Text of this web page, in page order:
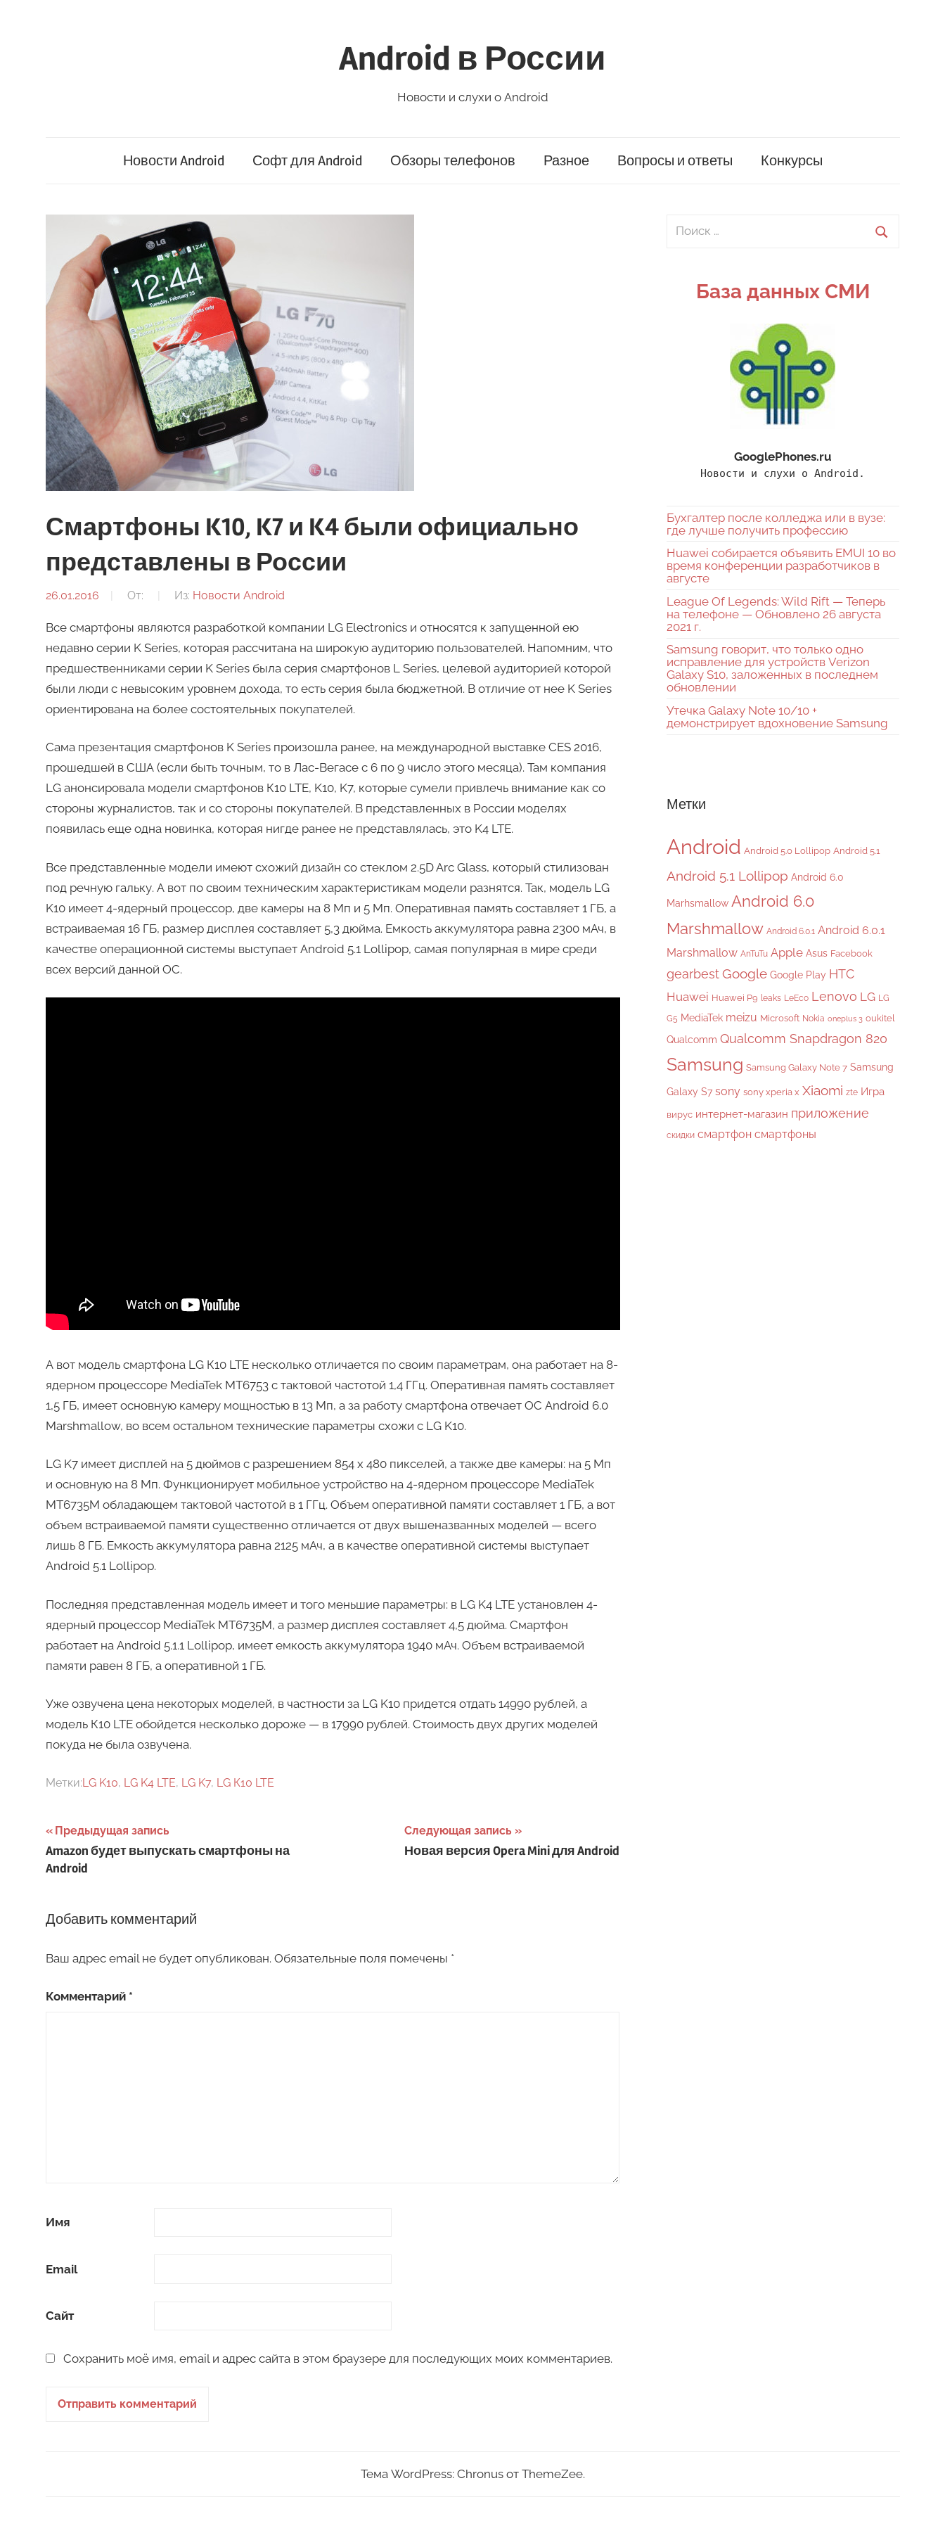
Android в России
Новости и слухи о Android
Новости Android Софт для Android Обзоры телефонов Разное Вопросы и ответы Конкурсы
Смартфоны K10, K7 и K4 были официально
представлены в России
26.01.2016 От: Из: Новости Android
Все смартфоны являются разработкой компании LG Electronics и относятся к запущенной ею
недавно серии K Series, которая рассчитана на широкую аудиторию пользователей. Напомним, что
предшественниками серии K Series была серия смартфонов L Series, целевой аудиторией которой
были люди с невысоким уровнем дохода, то есть серия была бюджетной. В отличие от нее K Series
ориентирована на более состоятельных покупателей.
Сама презентация смартфонов K Series произошла ранее, на международной выставке CES 2016,
прошедшей в США (если быть точным, то в Лас-Вегасе с 6 по 9 число этого месяца). Там компания
LG анонсировала модели смартфонов К10 LTE, K10, K7, которые сумели привлечь внимание как со
стороны журналистов, так и со стороны покупателей. В представленных в России моделях
появилась еще одна новинка, которая нигде ранее не представлялась, это K4 LTE.
Все представленные модели имеют схожий дизайн со стеклом 2.5D Arc Glass, который стилизован
под речную гальку. А вот по своим техническим характеристикам модели разнятся. Так, модель LG
K10 имеет 4-ядерный процессор, две камеры на 8 Мп и 5 Мп. Оперативная память составляет 1 ГБ, а
встраиваемая 16 ГБ, размер дисплея составляет 5,3 дюйма. Емкость аккумулятора равна 2300 мАч, в
качестве операционной системы выступает Android 5.1 Lollipop, самая популярная в мире среди
всех версий данной ОС.
А вот модель смартфона LG К10 LTE несколько отличается по своим параметрам, она работает на 8-
ядерном процессоре MediaTek MT6753 с тактовой частотой 1,4 ГГц. Оперативная память составляет
1,5 ГБ, имеет основную камеру мощностью в 13 Мп, а за работу смартфона отвечает ОС Android 6.0
Marshmallow, во всем остальном технические параметры схожи с LG K10.
LG K7 имеет дисплей на 5 дюймов с разрешением 854 x 480 пикселей, а также две камеры: на 5 Мп
и основную на 8 Мп. Функционирует мобильное устройство на 4-ядерном процессоре MediaTek
MT6735M обладающем тактовой частотой в 1 ГГц. Объем оперативной памяти составляет 1 ГБ, а вот
объем встраиваемой памяти существенно отличается от двух вышеназванных моделей — всего
лишь 8 ГБ. Емкость аккумулятора равна 2125 мАч, а в качестве оперативной системы выступает
Android 5.1 Lollipop.
Последняя представленная модель имеет и того меньшие параметры: в LG K4 LTE установлен 4-
ядерный процессор MediaTek MT6735M, а размер дисплея составляет 4,5 дюйма. Смартфон
работает на Android 5.1.1 Lollipop, имеет емкость аккумулятора 1940 мАч. Объем встраиваемой
памяти равен 8 ГБ, а оперативной 1 ГБ.
Уже озвучена цена некоторых моделей, в частности за LG K10 придется отдать 14990 рублей, а
модель К10 LTE обойдется несколько дороже — в 17990 рублей. Стоимость двух других моделей
покуда не была озвучена.
Метки:LG K10, LG K4 LTE, LG K7, LG К10 LTE
Навигация
по
Предыдущая запись
Amazon будет выпускать смартфоны на
Android
Следующая запись
Новая версия Opera Mini для Android
Добавить комментарий
Ваш адрес email не будет опубликован. Обязательные поля помечены *
Комментарий *
Имя
Email
Сайт
Сохранить моё имя, email и адрес сайта в этом браузере для последующих моих комментариев.
Поиск
База данных СМИ
GooglePhones.ru
Новости и слухи о Android.
Бухгалтер после колледжа или в вузе:
где лучше получить профессию
Huawei собирается объявить EMUI 10 во
время конференции разработчиков в
августе
League Of Legends: Wild Rift — Теперь
на телефоне — Обновлено 26 августа
2021 г.
Samsung говорит, что только одно
исправление для устройств Verizon
Galaxy S10, заложенных в последнем
обновлении
Утечка Galaxy Note 10/10 +
демонстрирует вдохновение Samsung
Метки
Android Android 5.0 Lollipop Android 5.1
Android 5.1 Lollipop Android 6.0
Marhsmallow Android 6.0
Marshmallow Android 6.0.1 Android 6.0.1
Marshmallow AnTuTu Apple Asus Facebook
gearbestGoogle Google Play HTC
Huawei Huawei P9 leaks LeEco Lenovo LG LG
G5 MediaTek meizu Microsoft Nokia oneplus 3 oukitel
Qualcomm Qualcomm Snapdragon 820
Samsung Samsung Galaxy Note 7 Samsung
Galaxy S7 sony sony xperia x Xiaomi zte Игра
вирус интернет-магазин приложение
скидки смартфон смартфоны
Тема WordPress: Chronus от ThemeZee.